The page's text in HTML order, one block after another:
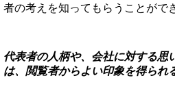
者の考えを知ってもらうことがで
代表者の人柄や、会社に対する思
は、閲覧者からよい印象を得られ